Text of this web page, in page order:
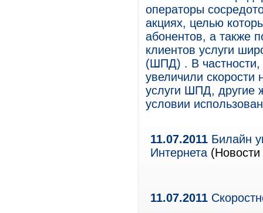
операторы
акциях, целью
абонентов, а также
клиентов услуги
(ШПД) . В частности,
увеличили
услуги ШПД, другие
условии
11.07.2011 Билайн
Интернета (Новости
11.07.2011